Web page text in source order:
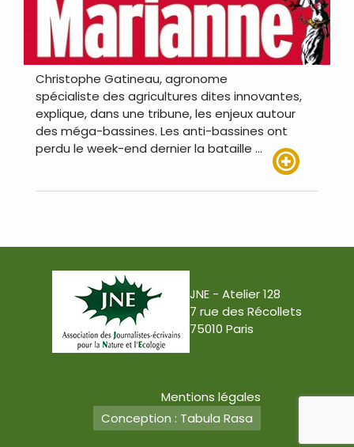
Christophe Gatineau, agronome
spécialiste des agricultures dites innovantes,
explique, dans une tribune, les enjeux autour
des méga-bassines. Les anti-bassines ont
perdu le week-end dernier la bataille …
JNE - Atelier 128
7 rue des Récollets
75010 Paris
Mentions légales
Conception : Tabula Rasa